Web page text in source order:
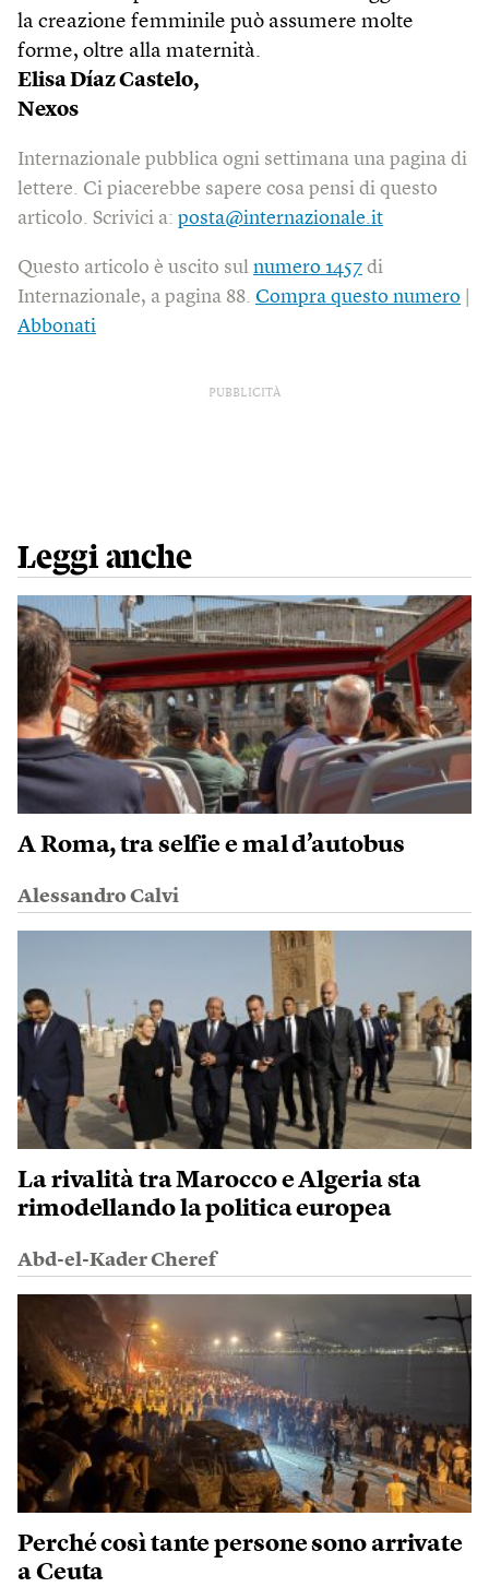
la creazione femminile può assumere molte
forme, oltre alla maternità.
Elisa Díaz Castelo,
Nexos
Internazionale pubblica ogni settimana una pagina di
lettere. Ci piacerebbe sapere cosa pensi di questo
articolo. Scrivici a: posta@internazionale.it
Questo articolo è uscito sul numero 1457 di
Internazionale, a pagina 88. Compra questo numero
Abbonati
PUBBLICITÀ
Leggi anche
A Roma, tra selfie e mal d’autobus
Alessandro Calvi
La rivalità tra Marocco e Algeria sta
rimodellando la politica europea
Abd-el-Kader Cheref
Perché così tante persone sono arrivate
a Ceuta